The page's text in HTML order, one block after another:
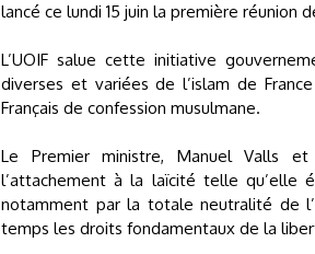
lancé ce lundi 15 juin la première réunion
L’UOIF salue cette initiative
diverses et variées de l’islam de
Français de confession musulmane.
Le Premier ministre, Manuel Valls
l’attachement à la laïcité telle qu’elle
notamment par la totale neutralité de
temps les droits fondamentaux de la